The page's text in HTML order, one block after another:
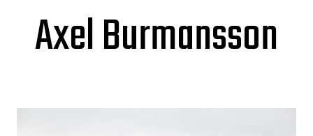
Axel Burmansson